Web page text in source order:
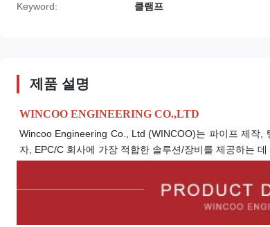
Keyword: 클램프
제품 설명
WINCOO ENGINEERING CO.,LTD
Wincoo Engineering Co., Ltd (WINCOO)는 파이프 제작
자, EPC/C 회사에 가장 적합한 솔루션/장비를 제공하는 데